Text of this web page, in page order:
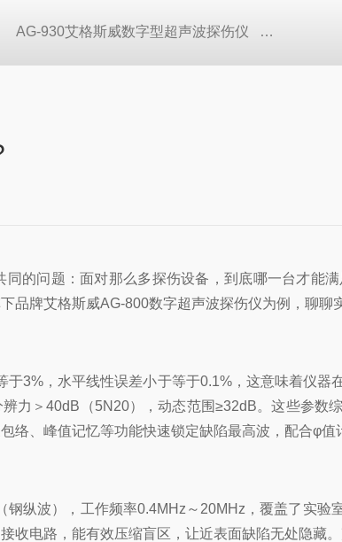
AG-930艾格斯威数字型超声波探伤仪 AG-900艾
同的问题：面对那么多探伤设备，到底哪一台才
品牌艾格斯威AG-800数字超声波探伤仪为例，聊聊
3%，水平线性误差小于等于0.1%，这意味着仪
力＞40dB（5N20），动态范围≥32dB。这些参
络、峰值记忆等功能快速锁定缺陷最高波，配合φ
钢纵波），工作频率0.4MHz～20MHz，覆盖了实
收电路，能有效压缩盲区，让近表面缺陷无处隐